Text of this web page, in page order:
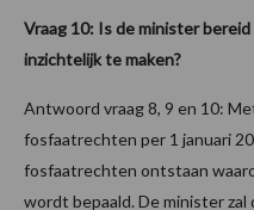
Vraag 10: Is de minister
inzichtelijk te maken?
Antwoord vraag 8, 9 en 10:
fosfaatrechten per 1 januari
fosfaatrechten ontstaan
wordt bepaald. De minister